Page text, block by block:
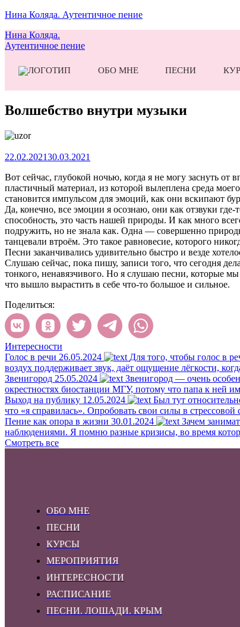
Нина Коляда. Аутентичное пение
Нина Коляда.
Аутентичное пение
ОБО МНЕ ПЕСНИ
Волшебство внутри музыки
22.02.202130.03.2021
Вот сейчас, глубокой ночью, когда я не могу заснуть
пластичный материал, из которой вылеплена среда
становится импульсом для эмоций, как они вскипают
Да, конечно, все эмоции я осознаю, они как отзвуки
способность, это часть нашей природы. И как много
подружить, но не знала как. Одна — совершенно
танцевали втроём. Это такое равновесие, которого
Песни заканчивались удивительно быстро и везде
Слушаю сейчас, пока пишу, записи того, что сегодня
тонкого, ненавязчивого. Но я слушаю песни, которые
что вышло вырастить в себе что-то большое и сильное.
Поделиться:
Интересности
Голос в речи 26.05.2024
Для того, чтобы голос в
воздух поддерживает звук, даёт ощущение лёгкости,
Звенигород 25.05.2024
Звенигород — очень
окрестностях биостанции МГУ, потому что папа к ней
Выход на публику 12.05.2024
Был тут
что «я справилась». Опробовать свои силы в
Пение как опора в жизни 30.01.2024
Зачем
наблюдениями. Я помню разные кризисы, во время
Смотреть все
ОБО МНЕ
ПЕСНИ
КУРСЫ
МЕРОПРИЯТИЯ
ИНТЕРЕСНОСТИ
РАСПИСАНИЕ
ПЕСНИ. ЛОШАДИ. КРЫМ